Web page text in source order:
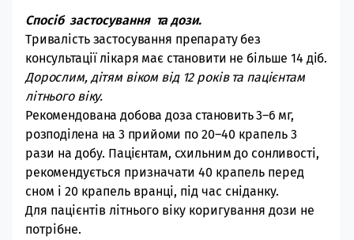
Спосіб застосування та дози.
Тривалість застосування препарату без
консультації лікаря має становити не більше 14 діб.
Дорослим, дітям віком від 12 років та пацієнтам
літнього віку.
Рекомендована добовадоза становить 3–6 мг,
розподілена на 3 прийоми по 20–40 крапель 3
рази на добу. Пацієнтам, схильним до сонливості,
рекомендується призначати 40 крапель перед
сном і 20 крапель вранці, під час сніданку.
Для пацієнтів літнього віку коригування дози не
потрібне.